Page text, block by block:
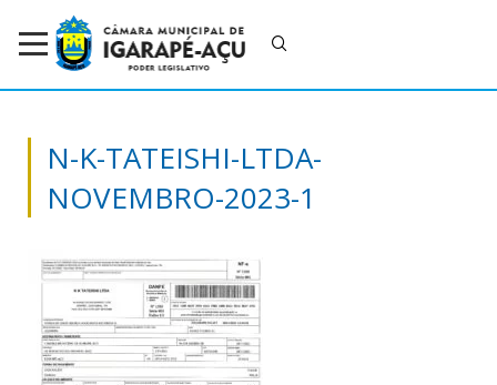
N-K-TATEISHI-LTDA-
NOVEMBRO-2023-1